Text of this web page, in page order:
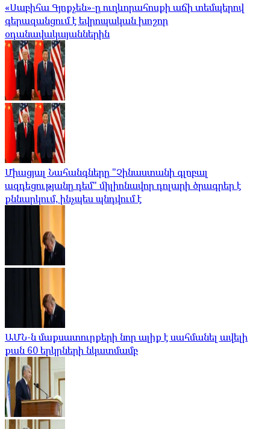
«Սաբիհա Գյոքչեն»-ը ուղևորահոսքի աճի տեմպերով
գերազանցում է եվրոպական խոշոր
օդանավակայաններին
Միացյալ Նահանգները "Չինաստանի գլոբալ
ազդեցությանը դեմ" միլիոնավոր դոլարի ծրագրեր է
քննարկում, ինչպես պնդվում է
ԱՄՆ-ն մաքսատուրքերի նոր ալիք է սահմանել ավելի
քան 60 երկրների նկատմամբ